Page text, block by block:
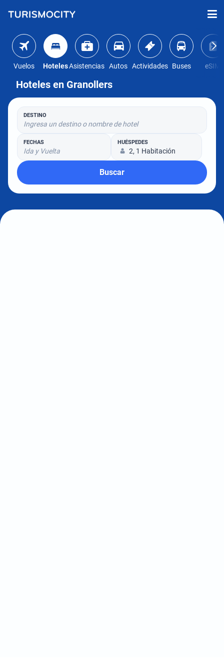
Vuelos HotelesAsistencias Autos Actividades Buses eSIM
Hoteles en Granollers
DESTINO
Ingresa un destino o nombre de hotel
FECHAS
Ida y Vuelta
HUÉSPEDES
2, 1 Habitación
Buscar